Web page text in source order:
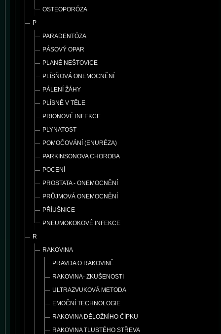
OSTEOPORÓZA
P
PARADENTÓZA
PÁSOVÝ OPAR
PLANÉ NEŠTOVICE
PLÍSŇOVÁ ONEMOCNĚNÍ
PÁLENÍ ŽÁHY
PLÍSNĚ V TĚLE
PRIONOVÉ INFEKCE
PLYNATOST
POMOČOVÁNÍ (ENURÉZA)
PARKINSONOVA CHOROBA
POCENÍ
PROSTATA - ONEMOCNĚNÍ
PRŮJMOVÁ ONEMOCNĚNÍ
PŘÍUŠNICE
PNEUMOKOKOVÉ INFEKCE
R
RAKOVINA
PRAVDA O RAKOVINĚ
RAKOVINA- ZKUŠENOSTI
ULTRAZVUKOVÁ METODA
EMOČNÍ TECHNOLOGIE
RAKOVINA DĚLOŽNÍHO ČÍPKU
RAKOVINA TLUSTÉHO STŘEVA